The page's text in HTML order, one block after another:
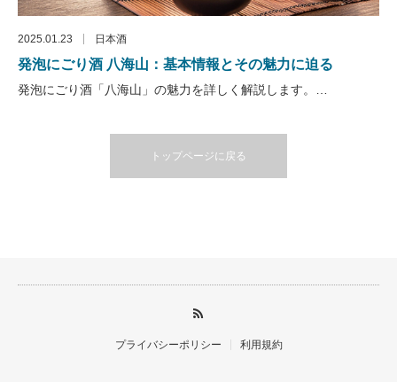
2025.01.23 日本酒
発泡にごり酒 八海山：基本情報とその魅力に迫る
発泡にごり酒「八海山」の魅力を詳しく解説します。…
トップページに戻る
プライバシーポリシー 利用規約